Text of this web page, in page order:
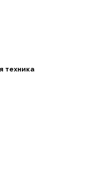
техника